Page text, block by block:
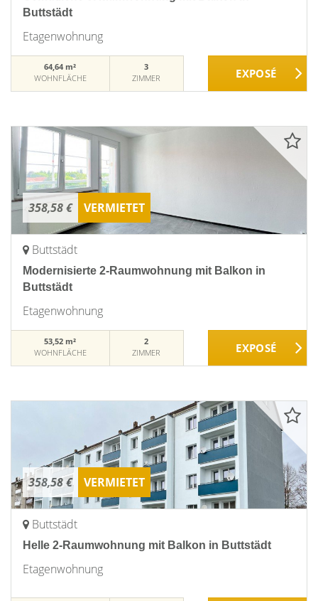
Buttstädt
Etagenwohnung
64,64 m²
WOHNFLÄCHE
3
ZIMMER
358,58 € VERMIETET
Buttstädt
Modernisierte 2-Raumwohnung mit Balkon in
Buttstädt
Etagenwohnung
53,52 m²
WOHNFLÄCHE
2
ZIMMER
358,58 € VERMIETET
Buttstädt
Helle 2-Raumwohnung mit Balkon in Buttstädt
Etagenwohnung